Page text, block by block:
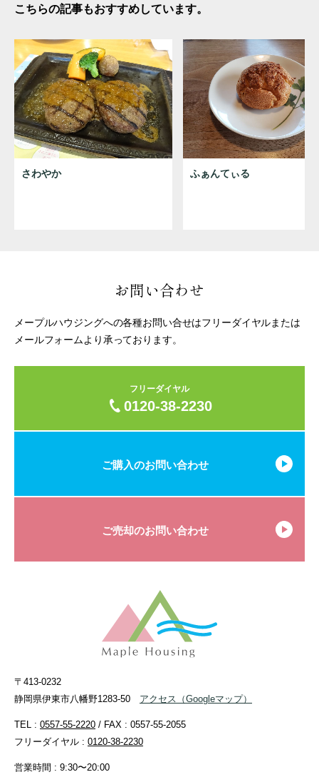
こちらの記事もおすすめしています。
さわやか ふぁんてぃる
お問い合わせ
メープルハウジングへの各種お問い合せはフリーダイヤルまたは
メールフォームより承っております。
フリーダイヤル
0120-38-2230
ご購入のお問い合わせ
ご売却のお問い合わせ
〒413-0232
静岡県伊東市八幡野1283-50
アクセス （Googleマップ）
TEL : 0557-55-2220 / FAX : 0557-55-2055
フリーダイヤル : 0120-38-2230
営業時間 : 9:30〜20:00